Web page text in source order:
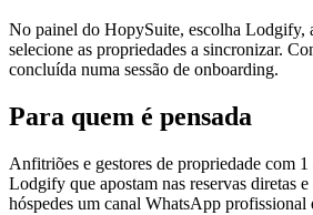
No painel do HopySuite, escolha Lodgify,
selecione as propriedades a sincronizar.
concluída numa sessão de onboarding.
Para quem é pensada
Anfitriões e gestores de propriedade com
Lodgify que apostam nas reservas diretas
hóspedes um canal WhatsApp profissional